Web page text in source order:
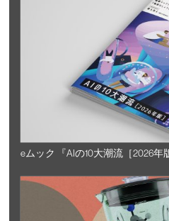
eムック 『AIの10大潮流［2026年